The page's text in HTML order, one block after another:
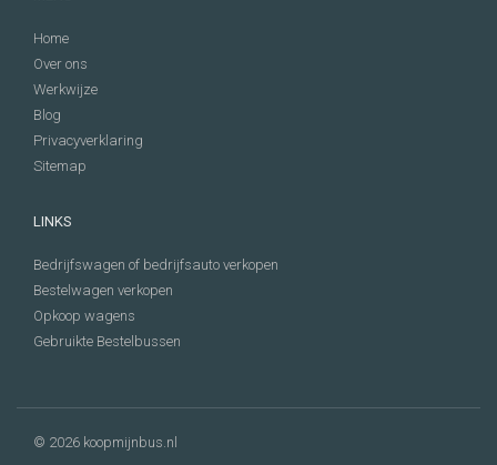
Home
Over ons
Werkwijze
Blog
Privacyverklaring
Sitemap
LINKS
Bedrijfswagen of bedrijfsauto verkopen
Bestelwagen verkopen
Opkoop wagens
Gebruikte Bestelbussen
© 2026 koopmijnbus.nl